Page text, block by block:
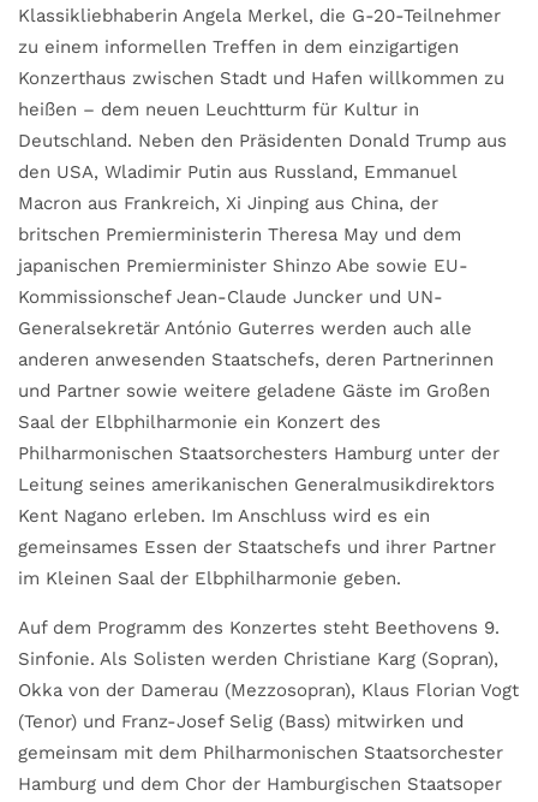
Klassikliebhaberin Angela Merkel, die G-20-Teilnehmer
zu einem informellen Treffen in dem einzigartigen
Konzerthaus zwischen Stadt und Hafen willkommen zu
heißen – dem neuen Leuchtturm für Kultur in
Deutschland. Neben den Präsidenten Donald Trump aus
den USA, Wladimir Putin aus Russland, Emmanuel
Macron aus Frankreich, Xi Jinping aus China, der
britschen Premierministerin Theresa May und dem
japanischen Premierminister Shinzo Abe sowie EU-
Kommissionschef Jean-Claude Juncker und UN-
Generalsekretär António Guterres werden auch alle
anderen anwesenden Staatschefs, deren Partnerinnen
und Partner sowie weitere geladene Gäste im Großen
Saal der Elbphilharmonie ein Konzert des
Philharmonischen Staatsorchesters Hamburg unter der
Leitung seines amerikanischen Generalmusikdirektors
Kent Nagano erleben. Im Anschluss wird es ein
gemeinsames Essen der Staatschefs und ihrer Partner
im Kleinen Saal der Elbphilharmonie geben.
Auf dem Programm des Konzertes steht Beethovens 9.
Sinfonie. Als Solisten werden Christiane Karg (Sopran),
Okka von der Damerau (Mezzosopran), Klaus Florian Vogt
(Tenor) und Franz-Josef Selig (Bass) mitwirken und
gemeinsam mit dem Philharmonischen Staatsorchester
Hamburg und dem Chor der Hamburgischen Staatsoper